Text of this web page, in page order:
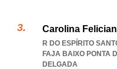
Carolina
R DO ESPÍRITO
FAJA BAIXO PONTA
DELGADA